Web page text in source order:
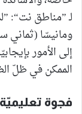
ومانيسّا (ثماني
إلى الأمور
الممكن في ظلّ
فجوة